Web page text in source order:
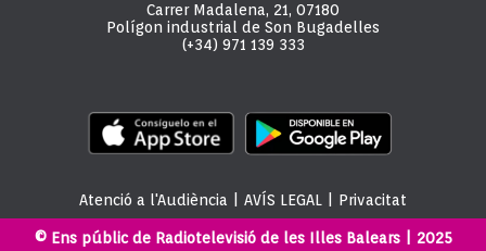
Carrer Madalena, 21, 07180
Polígon industrial de Son Bugadelles
(+34) 971 139 333
Atenció a l'Audiència AVÍS LEGAL Privacitat
© Ens públic de Radiotelevisió de les Illes Balears | 2025